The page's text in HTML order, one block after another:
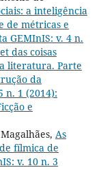
a inteligência
de métricas e
GEMInIS: v. 4 n.
das coisas
literatura. Parte
da
n. 1 (2014):
e
As
fílmica de
v. 10 n. 3